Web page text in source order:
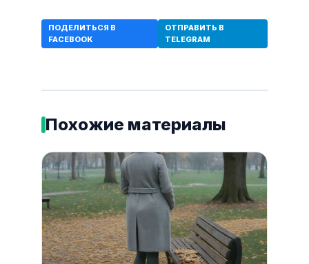
ПОДЕЛИТЬСЯ В
FACEBOOK
ОТПРАВИТЬ В
TELEGRAM
Похожие материалы